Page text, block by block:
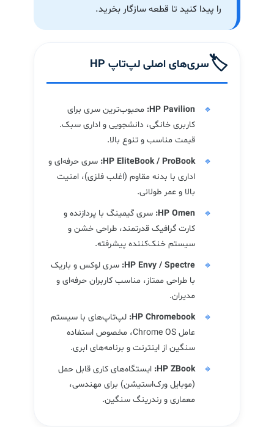
را پیدا کنید تا قطعه سازگار بخرید.
🏷️سری‌های اصلی لپ‌تاپ HP
HP Pavilion: محبوب‌ترین سری برای
کاربری خانگی، دانشجویی و اداری سبک.
قیمت مناسب و تنوع بالا.
HP EliteBook / ProBook: سری حرفه‌ای و
اداری با بدنه مقاوم (اغلب فلزی)، امنیت
بالا و عمر طولانی.
HP Omen: سری گیمینگ با پردازنده و
کارت گرافیک قدرتمند، طراحی خشن و
سیستم خنک‌کننده پیشرفته.
HP Envy / Spectre: سری لوکس و باریک
با طراحی ممتاز، مناسب کاربران حرفه‌ای و
مدیران.
HP Chromebook: لپ‌تاپ‌های با سیستم
عامل Chrome OS، مخصوص استفاده
سنگین از اینترنت و برنامه‌های ابری.
HP ZBook: ایستگاه‌های کاری قابل حمل
(موبایل ورک‌استیشن) برای مهندسی،
معماری و رندرینگ سنگین.